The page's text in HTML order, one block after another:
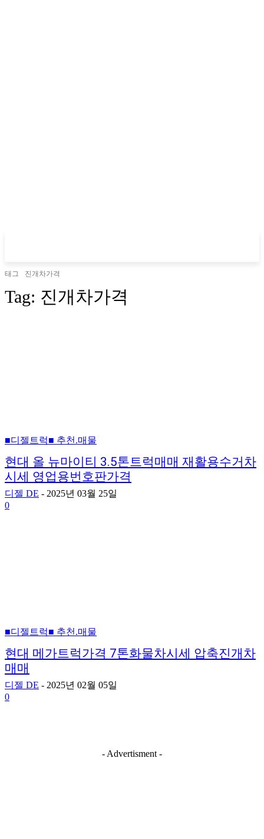
태그 진개차가격
Tag: 진개차가격
■디젤트럭■ 추천.매물
현대 올 뉴마이티 3.5톤트럭매매 재활용수거차
시세 영업용번호판가격
디젤 DE - 2025년 03월 25일
0
■디젤트럭■ 추천.매물
현대 메가트럭가격 7톤화물차시세 압축진개차
매매
디젤 DE - 2025년 02월 05일
0
- Advertisment -